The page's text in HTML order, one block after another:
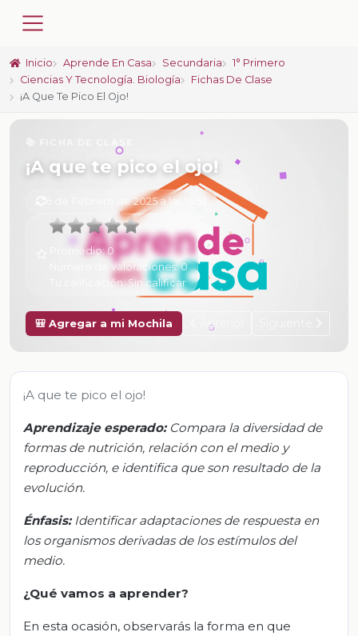
Inicio Aprende En Casa Secundaria
1° Primero
Ciencias Y Tecnología. Biología
Fichas De Clase
¡A Que Te Pico El Ojo!
¡A que te pico el ojo!
6 de Febrero de 2025 a las 16:53
Promedio:0
Número de valoraciones:0
Tu calificación:Sin calificar
🎒 Agregar a mi Mochila Anterior
¡A que te pico el ojo!
Aprendizaje esperado: Compara la diversidad de
formas de nutrición, relación con el medio y
reproducción, e identifica que son resultado de la
evolución.
Énfasis:Identificar adaptaciones de respuesta en
los organismos derivadas de los estímulos del
medio.
¿Qué vamos a aprender?
En esta ocasión, observarás la forma en que